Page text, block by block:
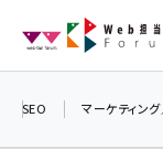
ン
SEO マーケティン